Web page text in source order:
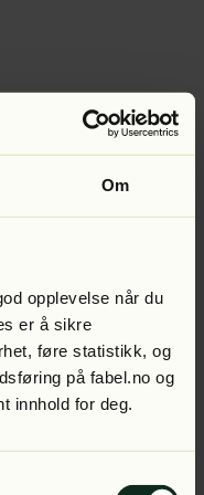
Om
opplevelse når du
er å sikre
føre statistikk, og
på fabel.no og
innhold for deg.